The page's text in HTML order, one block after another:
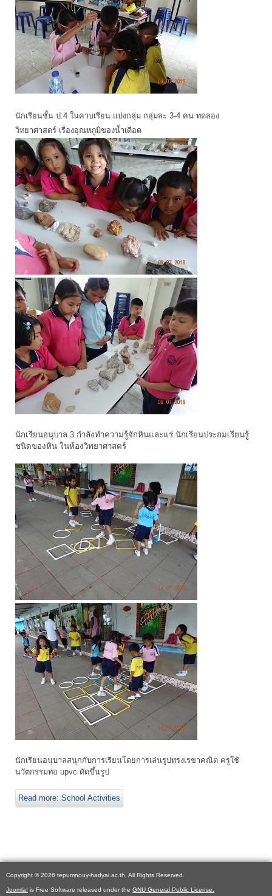
นักเรียนชั้น ป.4 ในคาบเรียน แบ่งกลุ่ม กลุ่มละ 3-4 คน ทดลอง
วิทยาศาสตร์ เรื่องอุณหภูมิของน้ำเดือด
นักเรียนอนุบาล 3 กำลังทำความรู้จักหินและแร่ นักเรียนประถมเรียนรูู้
ชนิดของหิน ในห้องวิทยาศาสตร์
นักเรียนอนุบาลสนุกกับการเรียนโดยการเล่นรูปทรงเรขาคณิต ครูใช้
นวัตกรรมท่อ upvc ดัดขึ้นรูป
Read more: School Activities
Copyright © 2026 tepumnouy-hadyai.ac.th. All Rights Reserved.
Joomla! is Free Software released under the GNU General Public License.